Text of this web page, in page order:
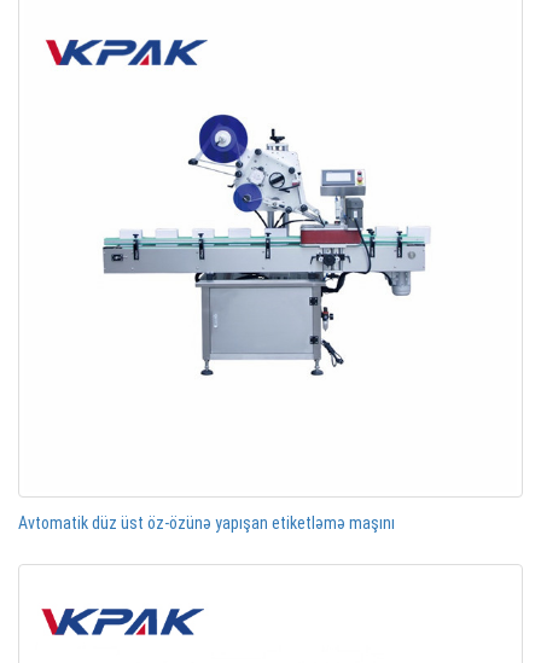
Avtomatik düz üst öz-özünə yapışan etiketləmə maşını